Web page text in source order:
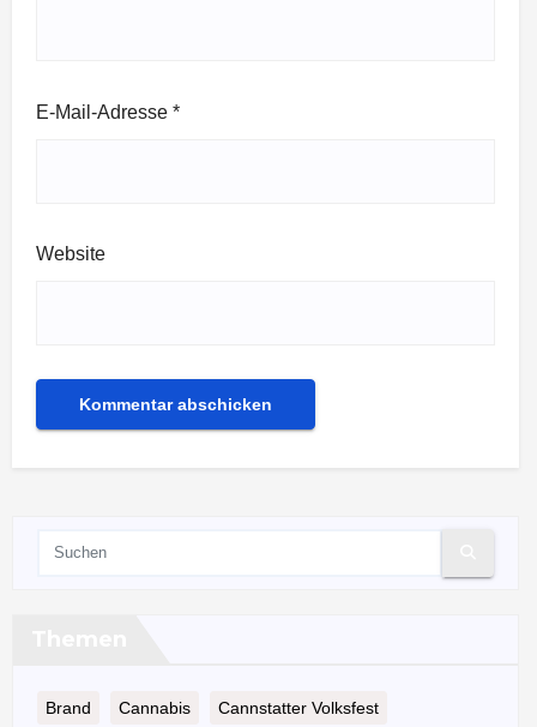
E-Mail-Adresse *
Website
Brand Cannabis Cannstatter Volksfest